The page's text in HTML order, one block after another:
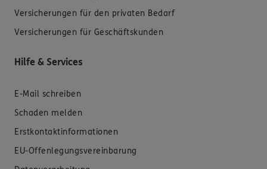
Versicherungen für den privaten Bedarf
Versicherungen für Geschäftskunden
Hilfe & Services
E-Mail schreiben
Schaden melden
Erstkontaktinformationen
EU-Offenlegungsvereinbarung